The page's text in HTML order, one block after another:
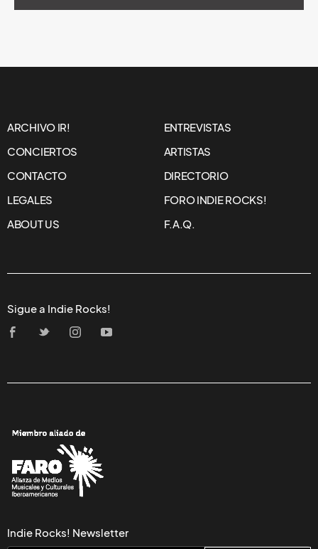
ARCHIVO IR!
ENTREVISTAS
CONCIERTOS
ARTISTAS
CONTACTO
DIRECTORIO
LEGALES
FORO INDIE ROCKS!
ABOUT US
F.A.Q.
Sigue a Indie Rocks!
Indie Rocks! Newsletter